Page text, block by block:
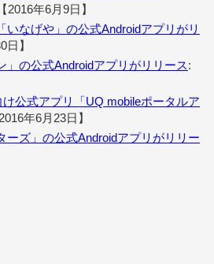
2016年6月9日】
いなげや」の公式Androidアプリがリ
日】
」の公式Androidアプリがリリース:
公式アプリ「UQ mobileポータルア
年6月23日】
ーズ」の公式Androidアプリがリリー